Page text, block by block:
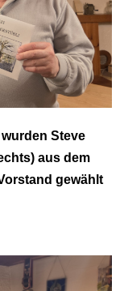
Steve
aus dem
gewählt